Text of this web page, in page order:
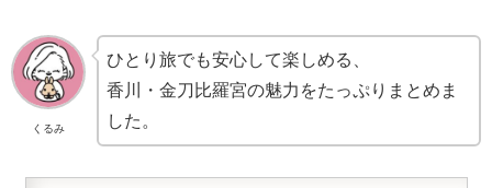
くるみ
ひとり旅でも安心して楽しめる、
香川・金刀比羅宮の魅力をたっぷりまとめま
した。